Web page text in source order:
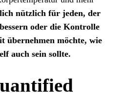
nützlich für jeden, der
oder die Kontrolle
übernehmen möchte, wie
auch sein sollte.